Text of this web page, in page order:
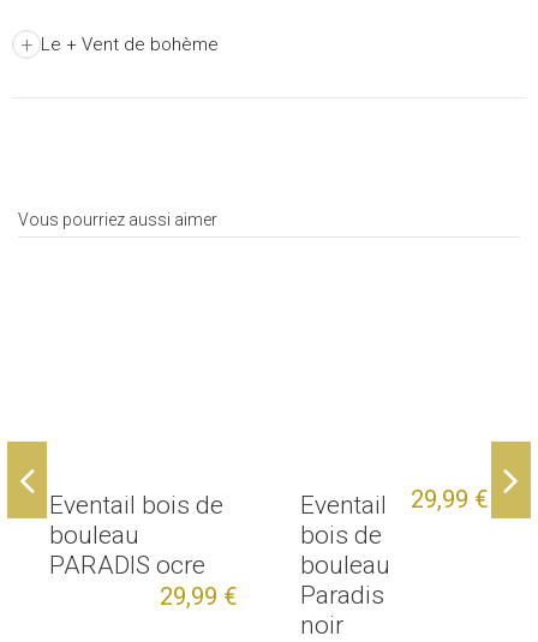
+ Le + Vent de bohème
Vous pourriez aussi aimer
Eventail bois de
bouleau
PARADIS ocre
29,99 €
Eventail
bois de
bouleau
Paradis
noir
29,99 €